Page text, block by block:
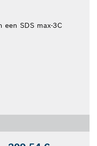
SDS max-3C